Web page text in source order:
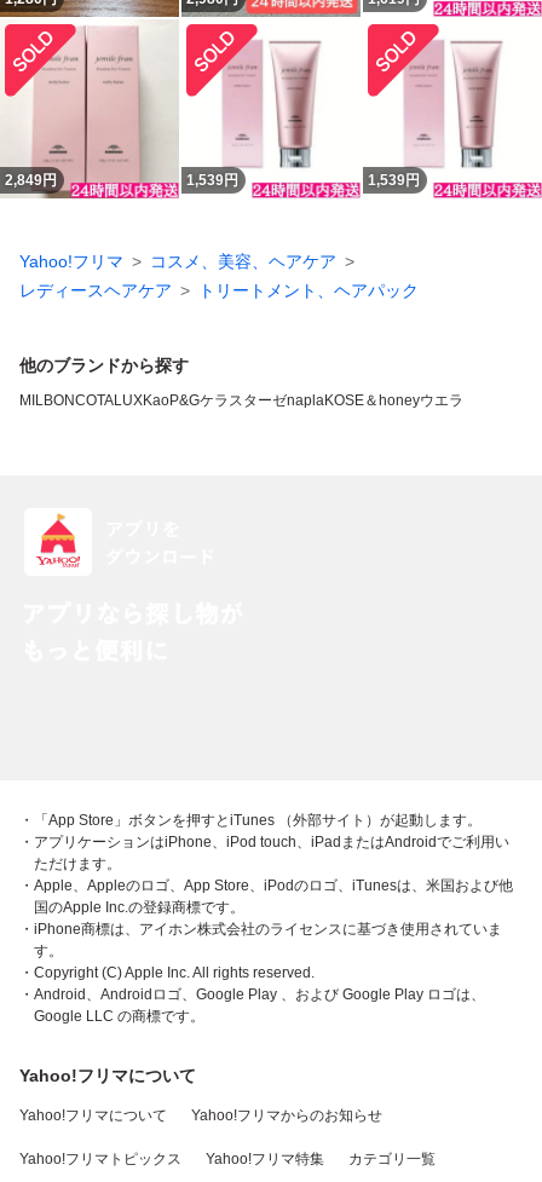
2,849円 1,539円 1,539円
Yahoo!フリマ
コスメ、美容、ヘアケア
レディースヘアケア
トリートメント、ヘアパック
他のブランドから探す
MILBONCOTALUXKaoP&GケラスターゼnaplaKOSE＆honeyウエラ
・「App Store」ボタンを押すとiTunes （外部サイト）が起動します。
・アプリケーションはiPhone、iPod touch、iPadまたはAndroidでご利用い
ただけます。
・Apple、Appleのロゴ、App Store、iPodのロゴ、iTunesは、米国および他
国のApple Inc.の登録商標です。
・iPhone商標は、アイホン株式会社のライセンスに基づき使用されていま
す。
・Copyright (C) Apple Inc. All rights reserved.
・Android、Androidロゴ、Google Play 、および Google Play ロゴは、
Google LLC の商標です。
Yahoo!フリマについて
Yahoo!フリマについて Yahoo!フリマからのお知らせ
Yahoo!フリマトピックス Yahoo!フリマ特集 カテゴリ一覧